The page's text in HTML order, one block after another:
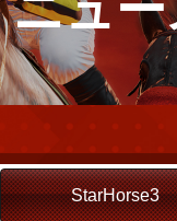
StarHorse3